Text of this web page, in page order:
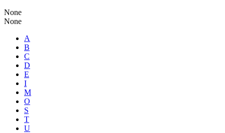
None
None
A
B
C
D
E
I
M
O
S
T
U